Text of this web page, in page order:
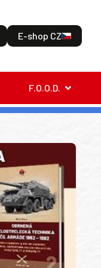
E-shop CZ
F.O.O.D.